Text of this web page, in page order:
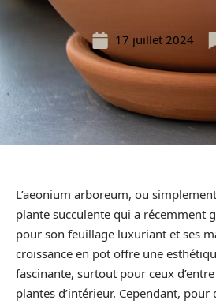
17 juillet 2024
L’aeonium arboreum, ou
plante succulente qui a récemment
pour son feuillage luxuriant et ses
croissance en pot offre une
fascinante, surtout pour ceux
plantes d’intérieur. Cependant, pour